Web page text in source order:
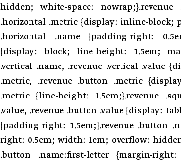
hidden; white-space: nowrap;}.revenue
.horizontal .metric {display: inline-block;
.horizontal .name {padding-right:
{display: block; line-height: 1.5em;
.vertical .name, .revenue .vertical .value
.metric, .revenue .button .metric
.metric {line-height: 1.5em;}.revenue
.value, .revenue .button .value {display:
{padding-right: 1.5em;}.revenue .button
right: 0.5em; width: 1em; overflow:
.button .name:first-letter {margin-right: